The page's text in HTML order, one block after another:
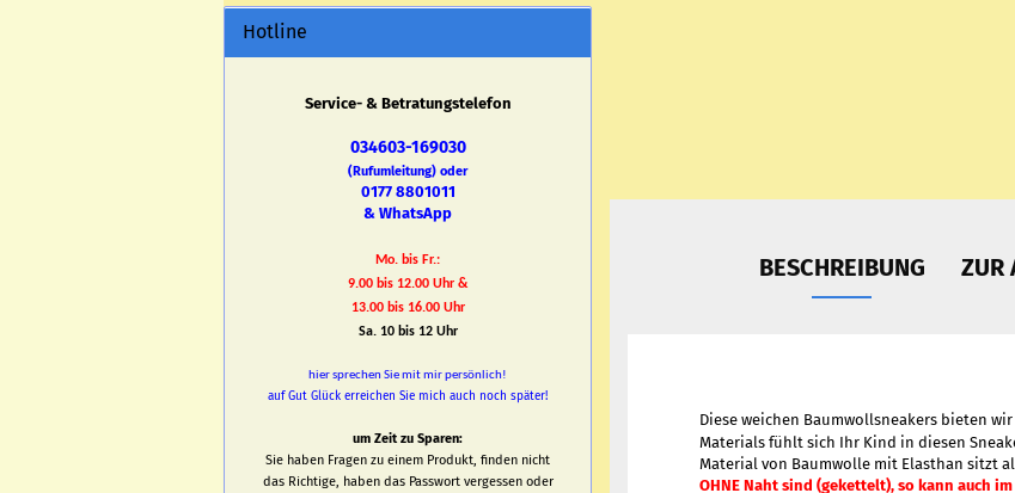
BESCHREIBUNG ZUR
Diese weichen Baumwollsneakers bieten wir
Materials fühlt sich Ihr Kind in diesen
Material von Baumwolle mit Elasthan sitzt
OHNE Naht sind (gekettelt), so kann auch
Hotline
Service- & Betratungstelefon
034603-169030
(Rufumleitung) oder
0177 8801011
& WhatsApp
Mo. bis Fr.:
9.00 bis 12.00 Uhr &
13.00 bis 16.00 Uhr
Sa. 10 bis 12 Uhr
hier sprechen Sie mit mir persönlich!
auf Gut Glück erreichen Sie mich auch noch später!
um Zeit zu Sparen:
Sie haben Fragen zu einem Produkt, finden nicht
das Richtige, haben das Passwort vergessen oder